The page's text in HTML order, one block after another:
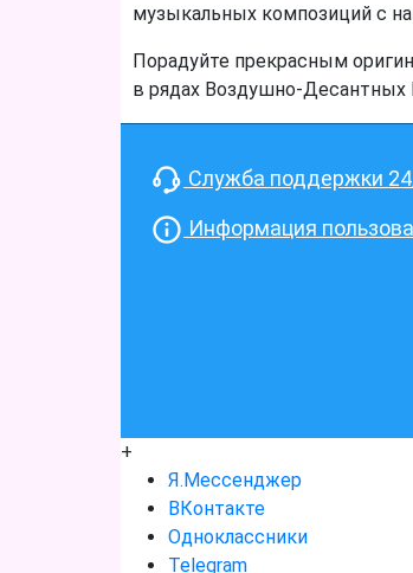
музыкальных композиций с
Порадуйте прекрасным
в рядах Воздушно-Десантных
Служба поддержки
Информация
+
Я.Мессенджер
ВКонтакте
Одноклассники
Telegram